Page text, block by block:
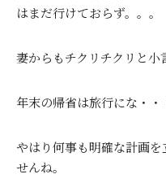
はまだ行けておらず。。。
妻からもチクリチクリと小
年末の帰省は旅行にな・・
やはり何事も明確な計画
せんね。